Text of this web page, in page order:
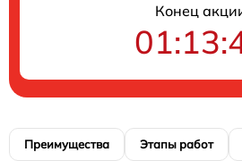
Конец
Преимущества Этапы работ